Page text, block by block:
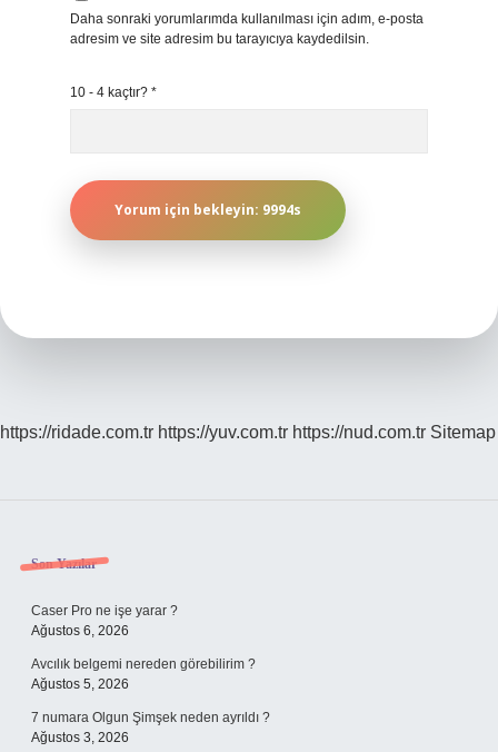
Daha sonraki yorumlarımda kullanılması için adım, e-posta
adresim ve site adresim bu tarayıcıya kaydedilsin.
10 - 4 kaçtır? *
https://ridade.com.tr https://yuv.com.tr https://nud.com.tr Sitemap
Sidebar
Son Yazılar
Caser Pro ne işe yarar ?
Ağustos 6, 2026
Avcılık belgemi nereden görebilirim ?
Ağustos 5, 2026
7 numara Olgun Şimşek neden ayrıldı ?
Ağustos 3, 2026